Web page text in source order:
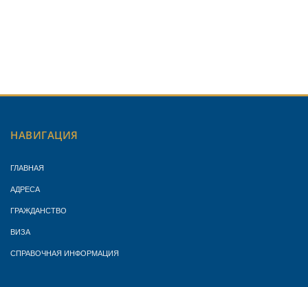
НАВИГАЦИЯ
ГЛАВНАЯ
АДРЕСА
ГРАЖДАНСТВО
ВИЗА
СПРАВОЧНАЯ ИНФОРМАЦИЯ